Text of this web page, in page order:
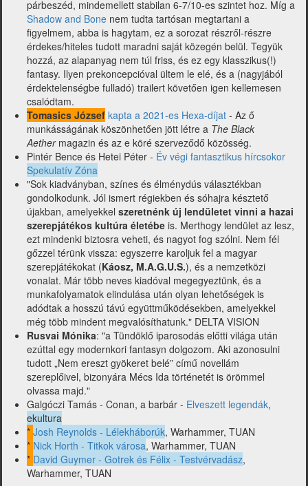
párbeszéd, mindemellett stabilan 6-7/10-es szintet hoz. Míg a
Shadow and Bone nem tudta tartósan megtartani a
figyelmem, abba is hagytam, ez a sorozat részről-részre
érdekes/hiteles tudott maradni saját közegén belül. Tegyük
hozzá, az alapanyag nem túl friss, és ez egy klasszikus(!)
fantasy. Ilyen prekoncepcióval ültem le elé, és a (nagyjából
érdektelenségbe fulladó) trailert követően igen kellemesen
csalódtam.
Tomasics József kapta a 2021-es Hexa-díjat - Az ő
munkásságának köszönhetően jött létre a The Black
Aethermagazin és az e köré szerveződő közösség.
Pintér Bence és Hetei Péter - Év végi fantasztikus hírcsokor
Spekulatív Zóna
"Sok kiadványban, színes és élménydús választékban
gondolkodunk. Jól ismert régiekben és sóhajra késztető
újakban, amelyekkel szeretnénk új lendületet vinni a hazai
szerepjátékos kultúra életébe is. Merthogy lendület az lesz,
ezt mindenki biztosra veheti, és nagyot fog szólni. Nem fél
gőzzel térünk vissza: egyszerre karoljuk fel a magyar
szerepjátékokat (Káosz, M.A.G.U.S.), és a nemzetközi
vonalat. Már több neves kiadóval megegyeztünk, és a
munkafolyamatok elindulása után olyan lehetőségek is
adódtak a hosszú távú együttműködésekben, amelyekkel
még több mindent megvalósíthatunk." DELTA VISION
Rusvai Mónika: "a Tündöklő iparosodás előtti világa után
ezúttal egy modernkori fantasyn dolgozom. Aki azonosulni
tudott „Nem ereszt gyökeret belé” című novellám
szereplőivel, bizonyára Mécs Ida történetét is örömmel
olvassa majd."
Galgóczi Tamás - Conan, a barbár - Elveszett legendák,
ekultura
* Josh Reynolds - Lélekháborúk, Warhammer, TUAN
* Nick Horth - Titkok városa, Warhammer, TUAN
* David Guymer - Gotrek és Félix - Testvérvadász,
Warhammer, TUAN